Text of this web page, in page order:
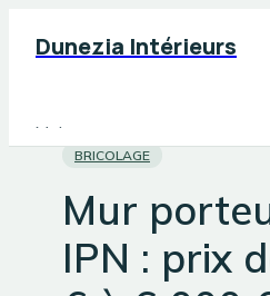
Dunezia Intérieurs
Maison
Jardinage
Bricolage
BRICOLAGE
Mur
IPN : prix